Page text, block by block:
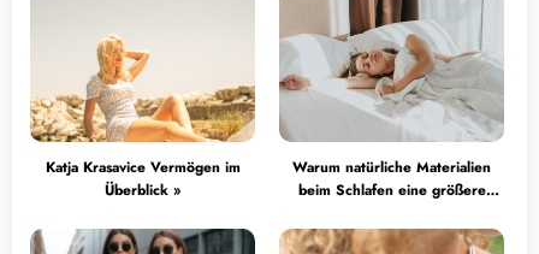
Katja Krasavice Vermögen im
Überblick »
Warum natürliche Materialien
beim Schlafen eine größere